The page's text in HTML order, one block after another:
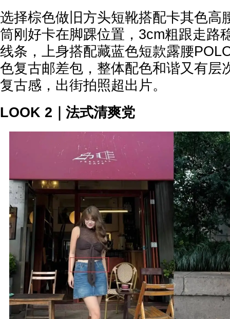
选择棕色做旧方头短靴搭配卡其色高
筒刚好卡在脚踝位置，3cm粗跟走路
线条，上身搭配藏蓝色短款露腰
色复古邮差包，整体配色和谐又有层
复古感，出街拍照超出片。
LOOK 2｜法式清爽党